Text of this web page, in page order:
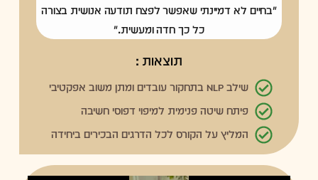
"בחיים לא דמיינתי שאפשר לפצח תודעה אנושית בצורה
כל כך חדה ומעשית."
תוצאות :
שילב NLP בתחקור עובדים ומתן משוב אפקטיבי
פיתח שיטה פנימית למיפוי דפוסי חשיבה
המליץ על הקורס לכל הדרגים הבכירים ביחידה